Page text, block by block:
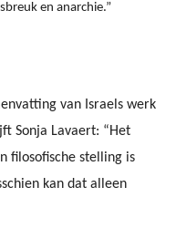
en anarchie.”
van Israels werk
Sonja Lavaert: “Het
filosofische stelling is
kan dat alleen